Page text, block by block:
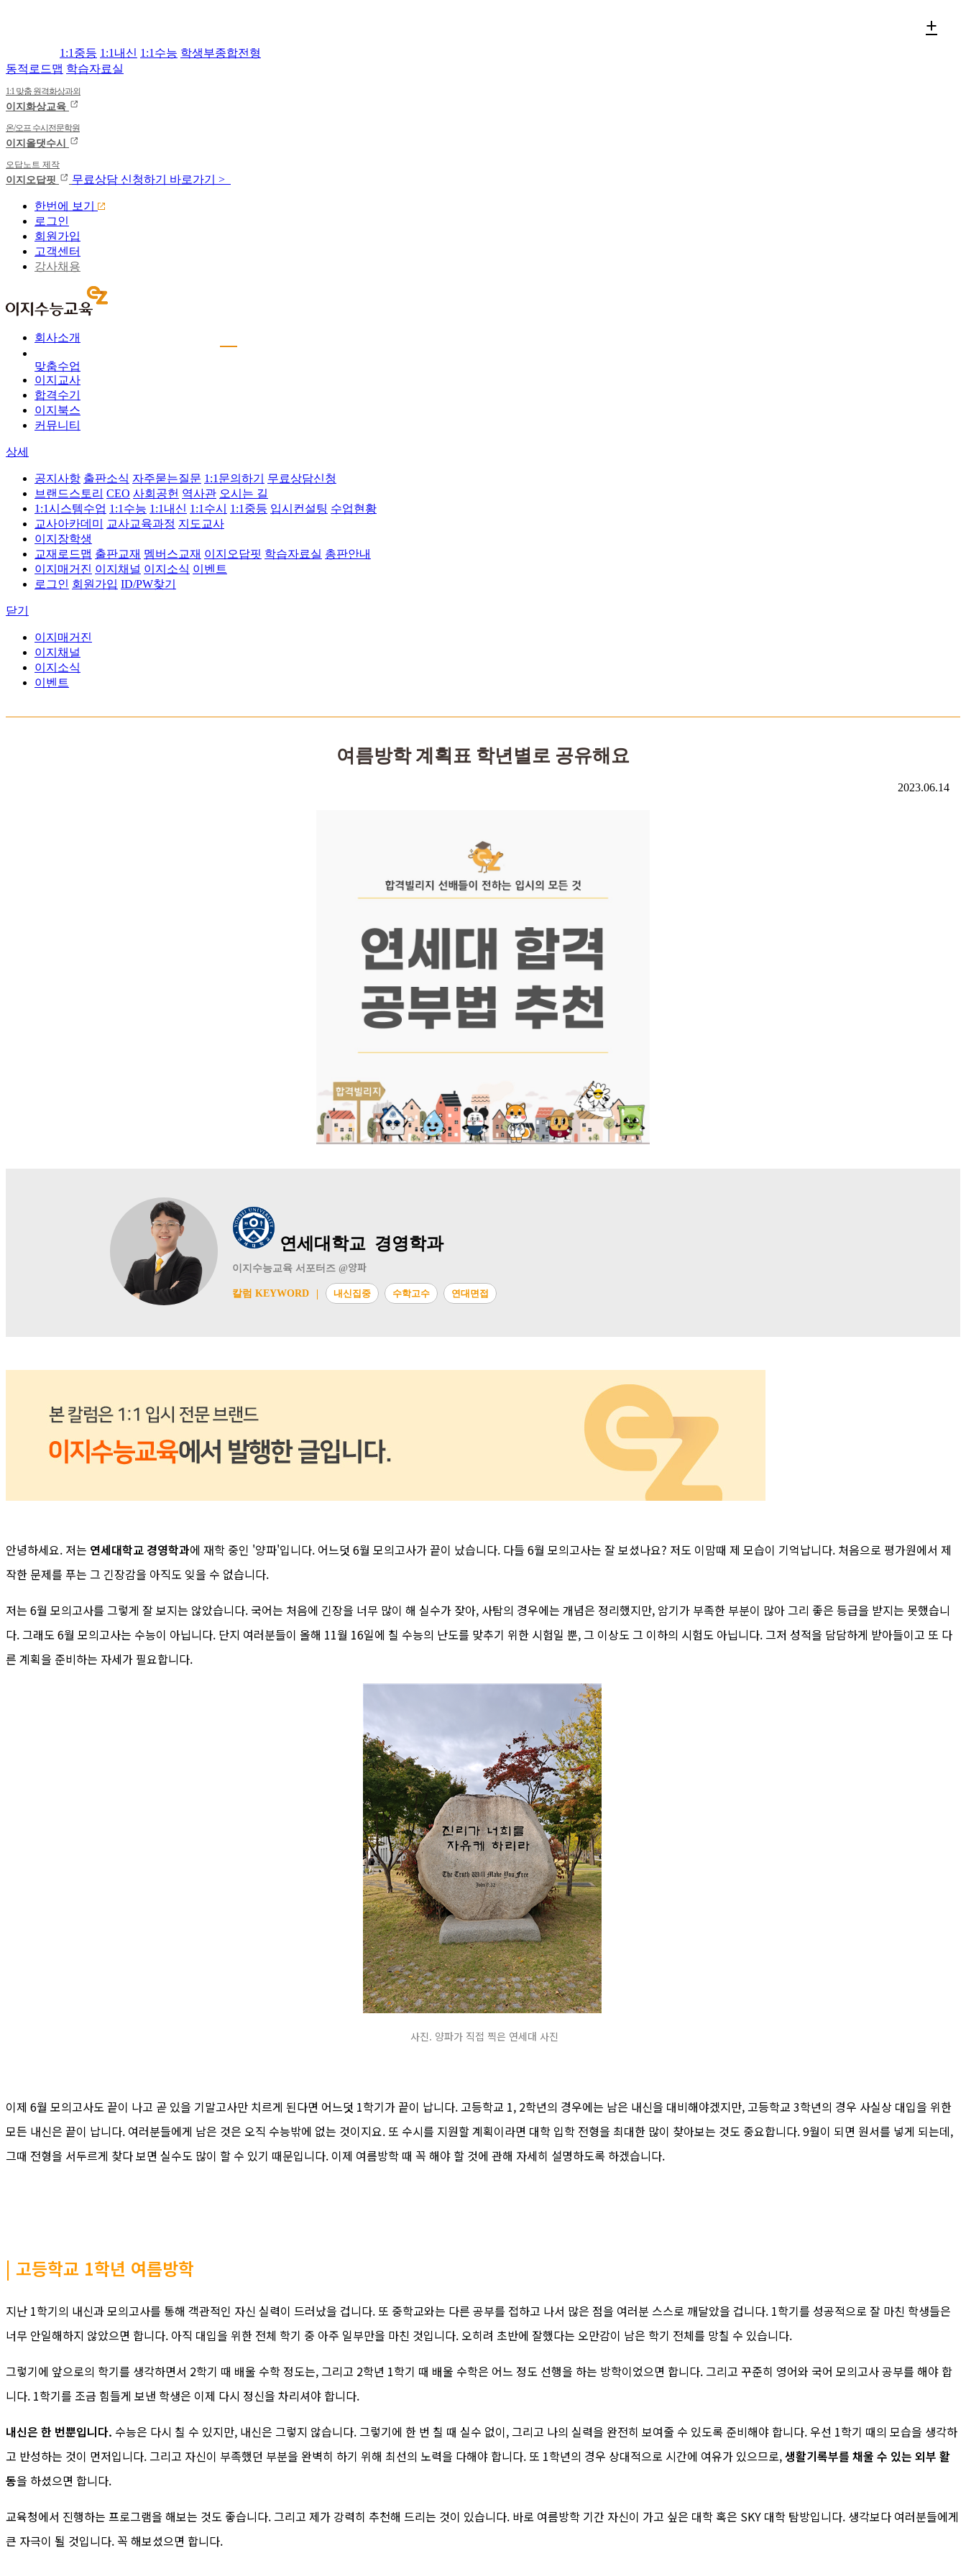
1:1중등 1:1내신 1:1수능 학생부종합전형
동적로드맵 학습자료실
1:1 맞춤 원격화상과외
이지화상교육
온/오프 수시전문학원
이지올댓수시
오답노트 제작
이지오답핏 무료상담 신청하기 바로가기 >
한번에 보기
로그인
회원가입
고객센터
강사채용
회사소개
맞춤수업
이지교사
합격수기
이지북스
커뮤니티
상세
공지사항 출판소식 자주묻는질문 1:1문의하기
무료상담신청
브랜드스토리 CEO 사회공헌 역사관 오시는 길
1:1시스템수업 1:1수능 1:1내신 1:1수시 1:1중등 입시컨설팅 수업현황
교사아카데미
교사교육과정 지도교사
이지장학생
교재로드맵 출판교재 멤버스교재 이지오답핏 학습자료실 총판안내
이지매거진 이지채널 이지소식 이벤트
로그인 회원가입 ID/PW찾기
닫기
이지매거진
이지채널
이지소식
이벤트
여름방학 계획표 학년별로 공유해요
2023.06.14
+
연세대학교 경영학과
이지수능교육 서포터즈 @양파
칼럼 KEYWORD 내신집중 수학고수 연대면접
안녕하세요. 저는 연세대학교 경영학과에 재학 중인 '양파'입니다. 어느덧 6월 모의고사가 끝이 났습니다. 다들 6월 모의고사는 잘 보셨나요? 저도 이맘때 제 모습이 기억납니다. 처음으로 평가원에서 제
작한 문제를 푸는 그 긴장감을 아직도 잊을 수 없습니다.
저는 6월 모의고사를 그렇게 잘 보지는 않았습니다. 국어는 처음에 긴장을 너무 많이 해 실수가 잦아, 사탐의 경우에는 개념은 정리했지만, 암기가 부족한 부분이 많아 그리 좋은 등급을 받지는 못했습니
다. 그래도 6월 모의고사는 수능이 아닙니다. 단지 여러분들이 올해 11월 16일에 칠 수능의 난도를 맞추기 위한 시험일 뿐, 그 이상도 그 이하의 시험도 아닙니다. 그저 성적을 담담하게 받아들이고 또 다
른 계획을 준비하는 자세가 필요합니다.
사진. 양파가 직접 찍은 연세대 사진
이제 6월 모의고사도 끝이 나고 곧 있을 기말고사만 치르게 된다면 어느덧 1학기가 끝이 납니다. 고등학교 1, 2학년의 경우에는 남은 내신을 대비해야겠지만, 고등학교 3학년의 경우 사실상 대입을 위한
모든 내신은 끝이 납니다. 여러분들에게 남은 것은 오직 수능밖에 없는 것이지요. 또 수시를 지원할 계획이라면 대학 입학 전형을 최대한 많이 찾아보는 것도 중요합니다. 9월이 되면 원서를 넣게 되는데,
그때 전형을 서두르게 찾다 보면 실수도 많이 할 수 있기 때문입니다. 이제 여름방학 때 꼭 해야 할 것에 관해 자세히 설명하도록 하겠습니다.
| 고등학교 1학년 여름방학
지난 1학기의 내신과 모의고사를 통해 객관적인 자신 실력이 드러났을 겁니다. 또 중학교와는 다른 공부를 접하고 나서 많은 점을 여러분 스스로 깨달았을 겁니다. 1학기를 성공적으로 잘 마친 학생들은
너무 안일해하지 않았으면 합니다. 아직 대입을 위한 전체 학기 중 아주 일부만을 마친 것입니다. 오히려 초반에 잘했다는 오만감이 남은 학기 전체를 망칠 수 있습니다.
그렇기에 앞으로의 학기를 생각하면서 2학기 때 배울 수학 정도는, 그리고 2학년 1학기 때 배울 수학은 어느 정도 선행을 하는 방학이었으면 합니다. 그리고 꾸준히 영어와 국어 모의고사 공부를 해야 합
니다. 1학기를 조금 힘들게 보낸 학생은 이제 다시 정신을 차리셔야 합니다.
내신은 한 번뿐입니다. 수능은 다시 칠 수 있지만, 내신은 그렇지 않습니다. 그렇기에 한 번 칠 때 실수 없이, 그리고 나의 실력을 완전히 보여줄 수 있도록 준비해야 합니다. 우선 1학기 때의 모습을 생각하
고 반성하는 것이 먼저입니다. 그리고 자신이 부족했던 부분을 완벽히 하기 위해 최선의 노력을 다해야 합니다. 또 1학년의 경우 상대적으로 시간에 여유가 있으므로,생활기록부를 채울 수 있는 외부 활
동을 하셨으면 합니다.
교육청에서 진행하는 프로그램을 해보는 것도 좋습니다. 그리고 제가 강력히 추천해 드리는 것이 있습니다. 바로 여름방학 기간 자신이 가고 싶은 대학 혹은 SKY 대학 탐방입니다. 생각보다 여러분들에게
큰 자극이 될 것입니다. 꼭 해보셨으면 합니다.